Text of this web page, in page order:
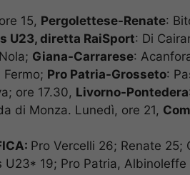
15, Pergolettese-Renate:
U23, diretta RaiSport: Di
Giana-Carrarese:
Pro Patria-Grosseto:
ore 17.30, Livorno-Pontedera
di Monza. Lunedì, ore 21,
Pro Vercelli 26; Renate 25;
U23* 19; Pro Patria,